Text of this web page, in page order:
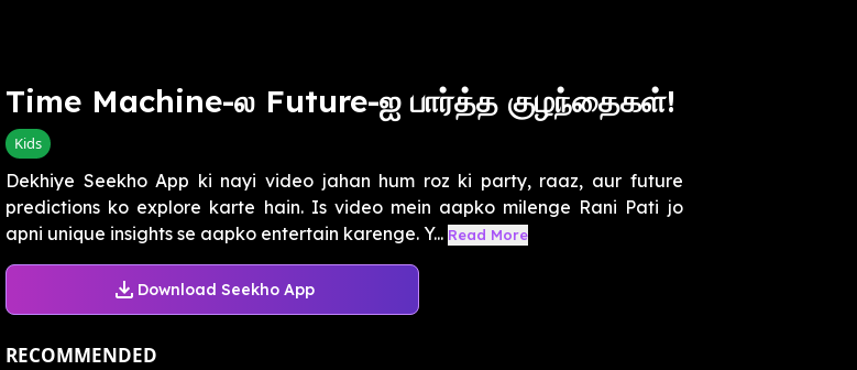
Time Machine-ல Future-ஐ பார்த்த குழந்தைகள்!
Kids
Dekhiye Seekho App ki nayi video jahan hum roz ki party, raaz, aur future
predictions ko explore karte hain. Is video mein aapko milenge Rani Pati jo
apni unique insights se aapko entertain karenge. Y... Read More
Download Seekho App
RECOMMENDED